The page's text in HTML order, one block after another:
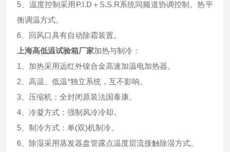
5、温度控制采用P.I.D＋S.S.R系统同频道协调控制。热平
衡调温方式。
6、回风口具有自动除霜装置。
上海高低温试验箱厂家加热与制冷：
1、加热采用远红外镍合金高速加温电加热器。
2、高温、低温*独立系统，互不影响。
3、压缩机：全封闭原装法国泰康。
4、冷凝方式：强制风冷冷却。
5、制冷方式：单(双)机制冷。
6、除湿采用蒸发器盘管露点温度层流接触除湿方式。